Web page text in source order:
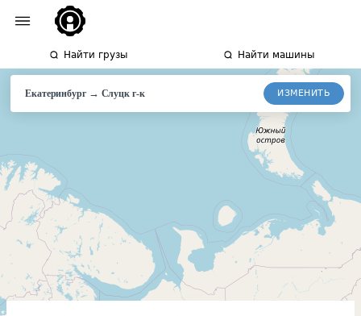
Найти грузы Найти машины
Екатеринбург→ Слуцк г-к ИЗМЕНИТЬ